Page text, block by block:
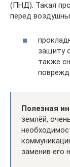
(ПНД). Такая
перед
защиту
также
Полезная
землёй,
заменив его